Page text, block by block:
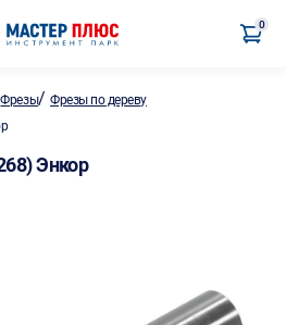
0
Фрезы/Фрезы по дереву
Энкор